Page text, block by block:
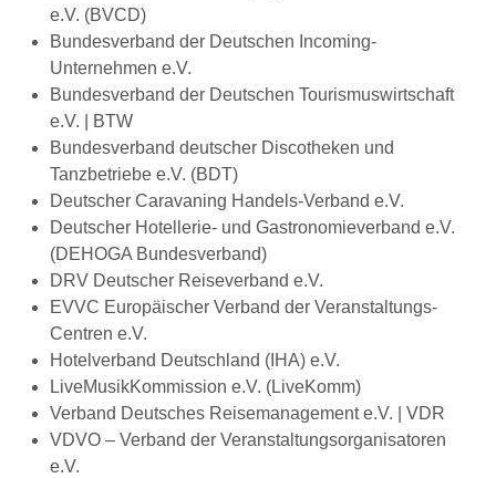
e.V. (BVCD)
Bundesverband der Deutschen Incoming-
Unternehmen e.V.
Bundesverband der Deutschen Tourismuswirtschaft
e.V. | BTW
Bundesverband deutscher Discotheken und
Tanzbetriebe e.V. (BDT)
Deutscher Caravaning Handels-Verband e.V.
Deutscher Hotellerie- und Gastronomieverband e.V.
(DEHOGA Bundesverband)
DRV Deutscher Reiseverband e.V.
EVVC Europäischer Verband der Veranstaltungs-
Centren e.V.
Hotelverband Deutschland (IHA) e.V.
LiveMusikKommission e.V. (LiveKomm)
Verband Deutsches Reisemanagement e.V. | VDR
VDVO – Verband der Veranstaltungsorganisatoren
e.V.